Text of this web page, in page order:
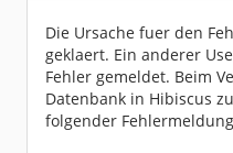
Homepage:
willuhn.de/
Dabei seit:
03 / 2005
Die Ursache fuer den
geklaert. Ein anderer
Fehler gemeldet. Beim
Datenbank in Hibiscus
folgender